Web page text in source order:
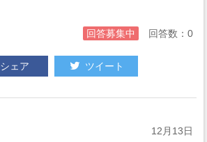
回答募集中 回答数：0
シェア ツイート
12月13日